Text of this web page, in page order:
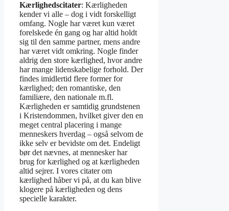
Kærlighedscitater: Kærligheden
kender vi alle – dog i vidt forskelligt
omfang. Nogle har været kun været
forelskede én gang og har altid holdt
sig til den samme partner, mens andre
har været vidt omkring. Nogle finder
aldrig den store kærlighed, hvor andre
har mange lidenskabelige forhold. Der
findes imidlertid flere former for
kærlighed; den romantiske, den
familiære, den nationale m.fl.
Kærligheden er samtidig grundstenen
i Kristendommen, hvilket giver den en
meget central placering i mange
menneskers hverdag – også selvom de
ikke selv er bevidste om det. Endeligt
bør det nævnes, at mennesker har
brug for kærlighed og at kærligheden
altid sejrer. I vores citater om
kærlighed håber vi på, at du kan blive
klogere på kærligheden og dens
specielle karakter.